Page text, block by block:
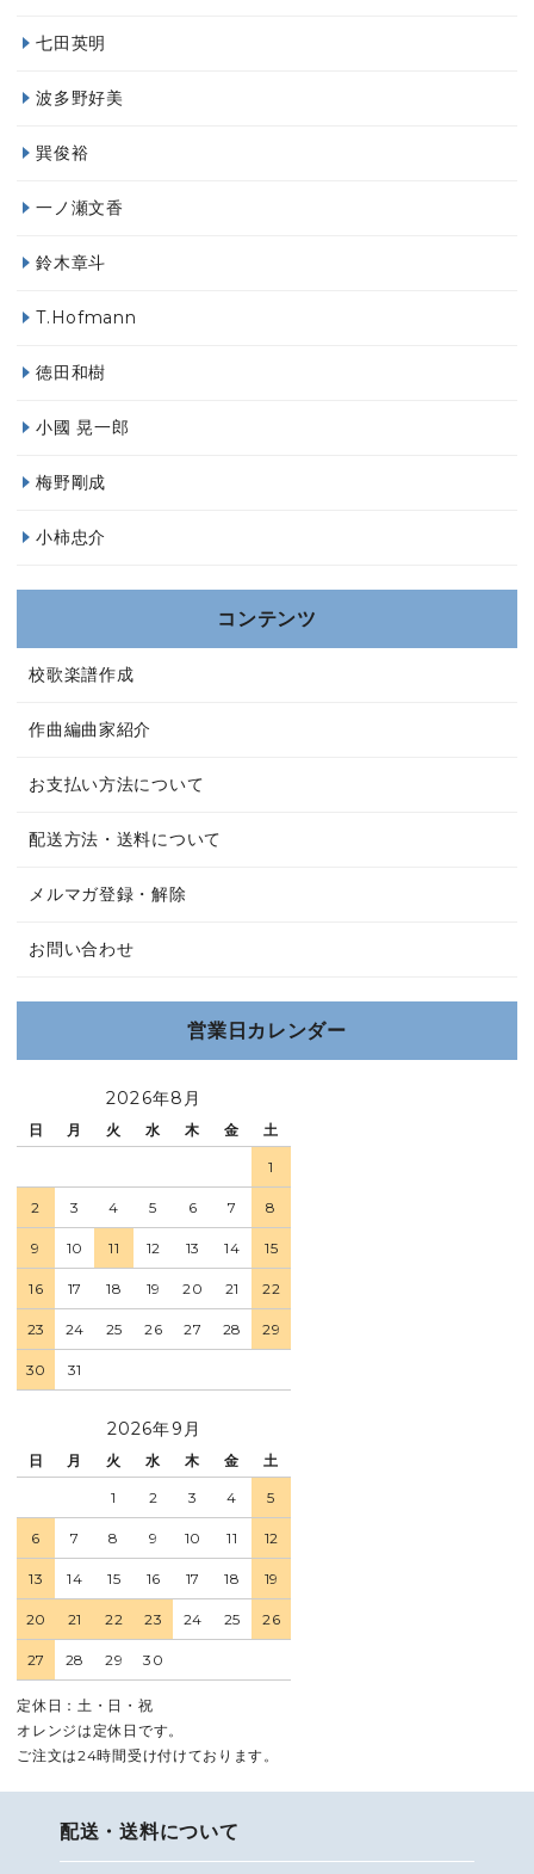
七田英明
波多野好美
巽俊裕
一ノ瀬文香
鈴木章斗
T.Hofmann
徳田和樹
小國 晃一郎
梅野剛成
小柿忠介
コンテンツ
校歌楽譜作成
作曲編曲家紹介
お支払い方法について
配送方法・送料について
メルマガ登録・解除
お問い合わせ
営業日カレンダー
2026年8月
日 月 火 水 木 金 土
1
2 3 4 5 6 7 8
9 10 11 12 13 14 15
16 17 18 19 20 21 22
23 24 25 26 27 28 29
30 31
2026年9月
日 月 火 水 木 金 土
1 2 3 4 5
6 7 8 9 10 11 12
13 14 15 16 17 18 19
20 21 22 23 24 25 26
27 28 29 30
定休日：土・日・祝
オレンジは定休日です。
ご注文は24時間受け付けております。
配送・送料について